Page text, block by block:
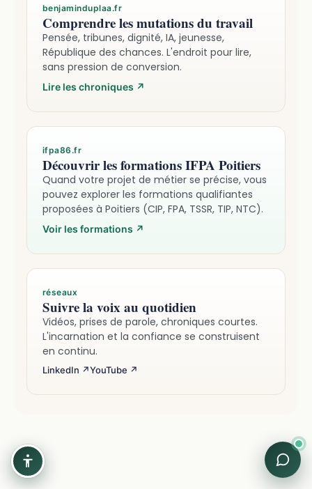
benjaminduplaa.fr
Comprendre les mutations du travail
Pensée, tribunes, dignité, IA, jeunesse,
République des chances. L'endroit pour lire,
sans pression de conversion.
Lire les chroniques ↗
ifpa86.fr
Découvrir les formations IFPA Poitiers
Quand votre projet de métier se précise, vous
pouvez explorer les formations qualifiantes
proposées à Poitiers (CIP, FPA, TSSR, TIP, NTC).
Voir les formations ↗
réseaux
Suivre la voix au quotidien
Vidéos, prises de parole, chroniques courtes.
L'incarnation et la confiance se construisent
en continu.
LinkedIn ↗YouTube ↗